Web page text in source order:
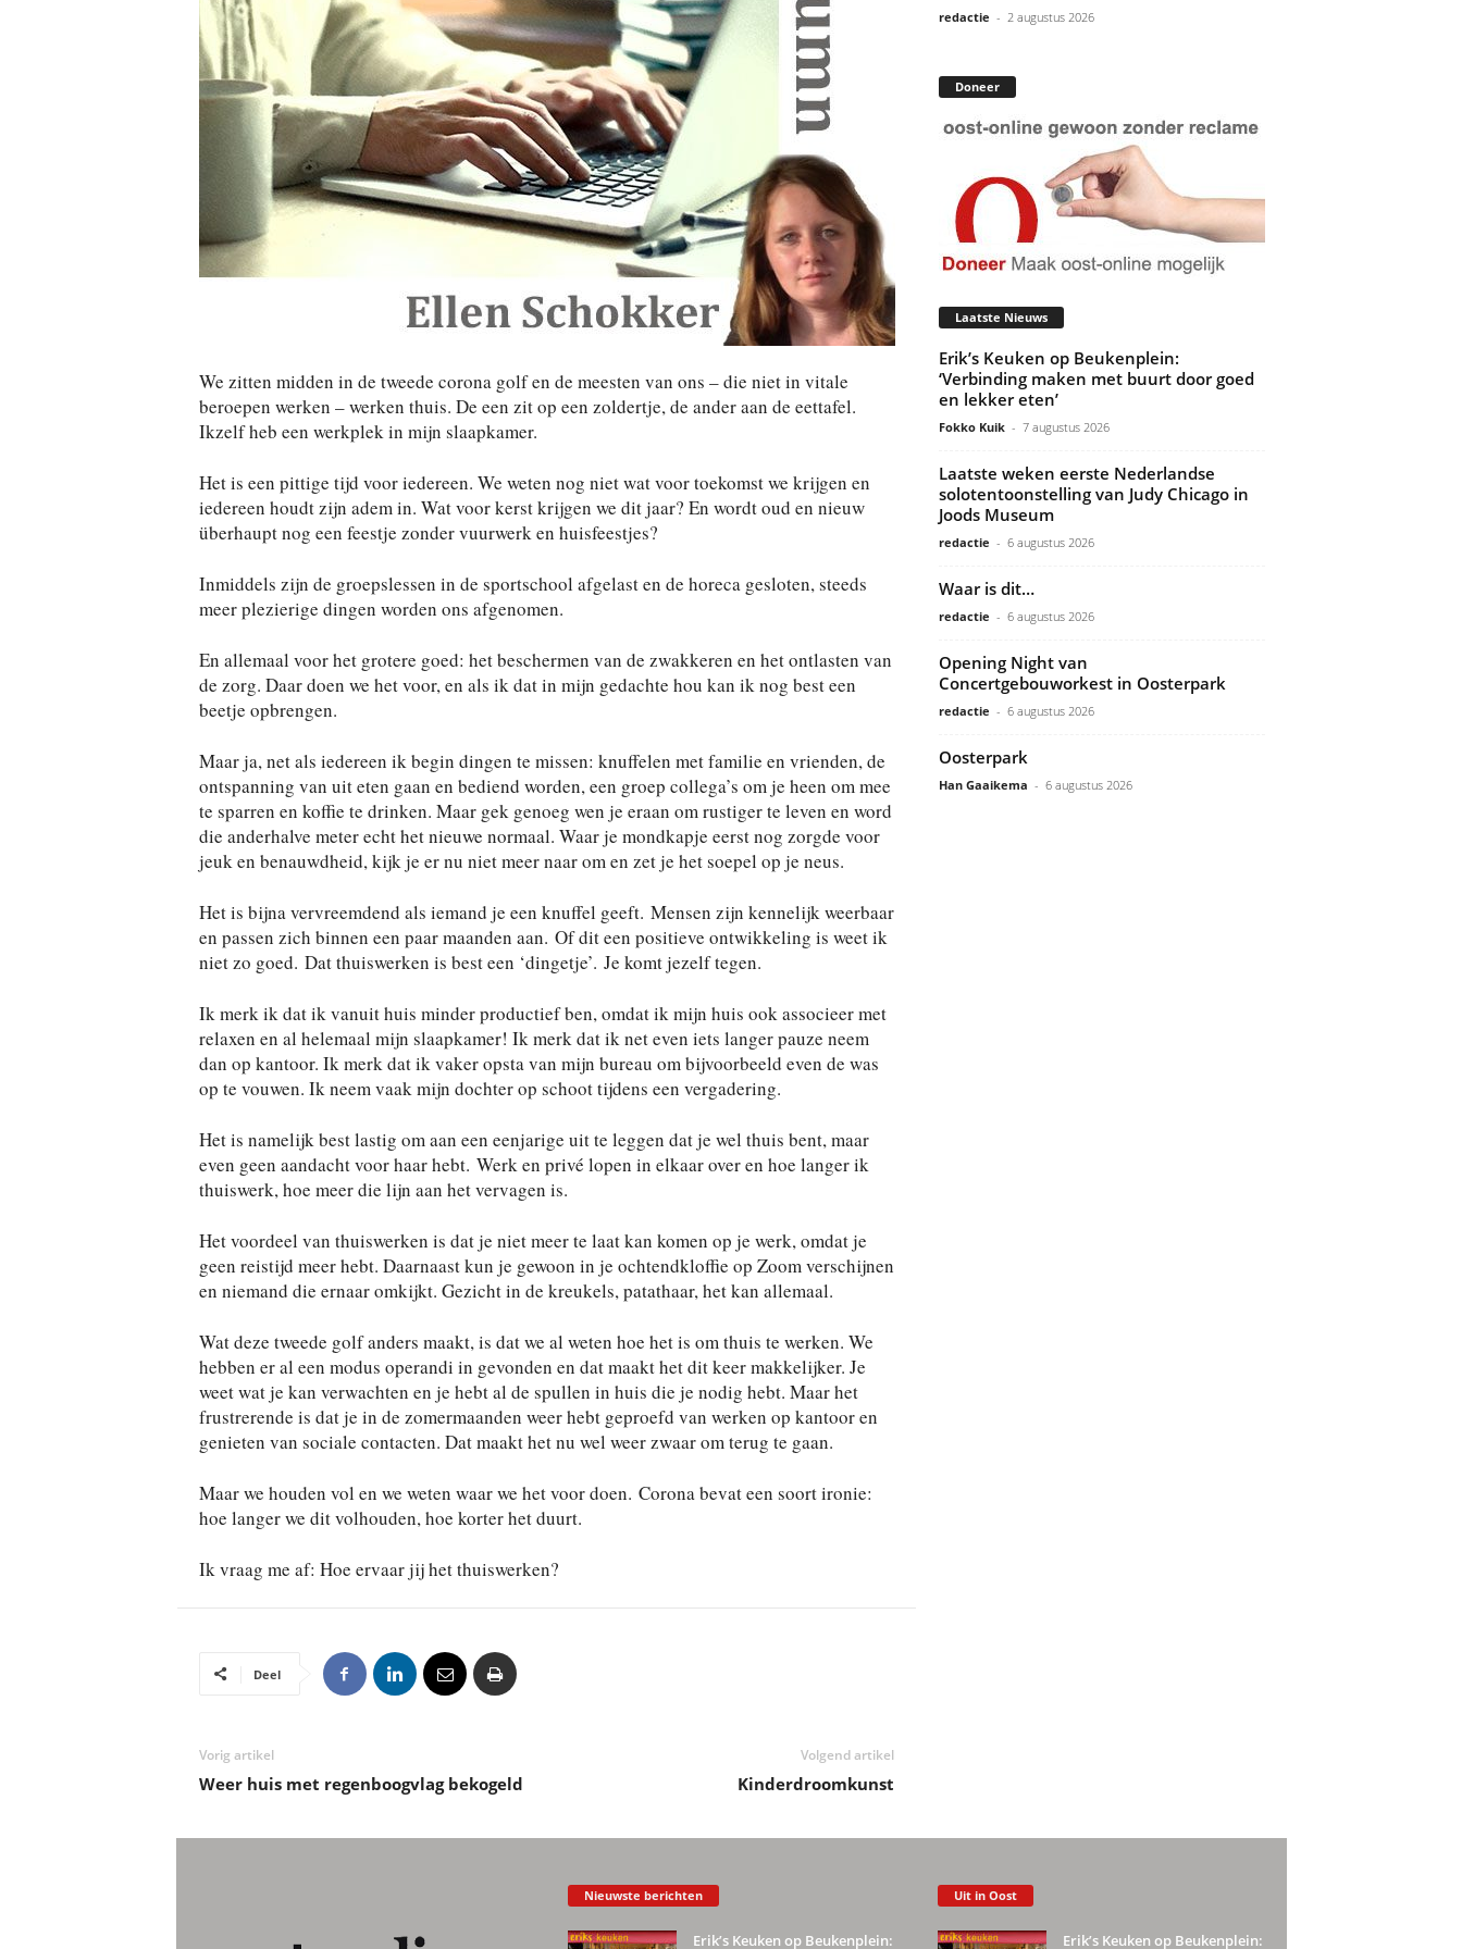
We zitten midden in de tweede corona golf en de meesten van ons – die niet in vitale
beroepen werken – werken thuis. De een zit op een zoldertje, de ander aan de eettafel.
Ikzelf heb een werkplek in mijn slaapkamer.
Het is een pittige tijd voor iedereen. We weten nog niet wat voor toekomst we krijgen en
iedereen houdt zijn adem in. Wat voor kerst krijgen we dit jaar? En wordt oud en nieuw
überhaupt nog een feestje zonder vuurwerk en huisfeestjes?
Inmiddels zijn de groepslessen in de sportschool afgelast en de horeca gesloten, steeds
meer plezierige dingen worden ons afgenomen.
En allemaal voor het grotere goed: het beschermen van de zwakkeren en het ontlasten van
de zorg. Daar doen we het voor, en als ik dat in mijn gedachte hou kan ik nog best een
beetje opbrengen.
Maar ja, net als iedereen ik begin dingen te missen: knuffelen met familie en vrienden, de
ontspanning van uit eten gaan en bediend worden, een groep collega’s om je heen om mee
te sparren en koffie te drinken. Maar gek genoeg wen je eraan om rustiger te leven en word
die anderhalve meter echt het nieuwe normaal. Waar je mondkapje eerst nog zorgde voor
jeuk en benauwdheid, kijk je er nu niet meer naar om en zet je het soepel op je neus.
Het is bijna vervreemdend als iemand je een knuffel geeft. Mensen zijn kennelijk weerbaar
en passen zich binnen een paar maanden aan. Of dit een positieve ontwikkeling is weet ik
niet zo goed. Dat thuiswerken is best een ‘dingetje’. Je komt jezelf tegen.
Ik merk ik dat ik vanuit huis minder productief ben, omdat ik mijn huis ook associeer met
relaxen en al helemaal mijn slaapkamer! Ik merk dat ik net even iets langer pauze neem
dan op kantoor. Ik merk dat ik vaker opsta van mijn bureau om bijvoorbeeld even de was
op te vouwen. Ik neem vaak mijn dochter op schoot tijdens een vergadering.
Het is namelijk best lastig om aan een eenjarige uit te leggen dat je wel thuis bent, maar
even geen aandacht voor haar hebt. Werk en privé lopen in elkaar over en hoe langer ik
thuiswerk, hoe meer die lijn aan het vervagen is.
Het voordeel van thuiswerken is dat je niet meer te laat kan komen op je werk, omdat je
geen reistijd meer hebt. Daarnaast kun je gewoon in je ochtendkloffie op Zoom verschijnen
en niemand die ernaar omkijkt. Gezicht in de kreukels, patathaar, het kan allemaal.
Wat deze tweede golf anders maakt, is dat we al weten hoe het is om thuis te werken. We
hebben er al een modus operandi in gevonden en dat maakt het dit keer makkelijker. Je
weet wat je kan verwachten en je hebt al de spullen in huis die je nodig hebt. Maar het
frustrerende is dat je in de zomermaanden weer hebt geproefd van werken op kantoor en
genieten van sociale contacten. Dat maakt het nu wel weer zwaar om terug te gaan.
Maar we houden vol en we weten waar we het voor doen. Corona bevat een soort ironie:
hoe langer we dit volhouden, hoe korter het duurt.
Ik vraag me af: Hoe ervaar jij het thuiswerken?
Deel
Vorig artikel
Weer huis met regenboogvlag bekogeld
Volgend artikel
Kinderdroomkunst
redactie - 2 augustus 2026
Doneer
Laatste Nieuws
Erik’s Keuken op Beukenplein:
‘Verbinding maken met buurt door goed
en lekker eten’
Fokko Kuik - 7 augustus 2026
Laatste weken eerste Nederlandse
solotentoonstelling van Judy Chicago in
Joods Museum
redactie - 6 augustus 2026
Waar is dit…
redactie - 6 augustus 2026
Opening Night van
Concertgebouworkest in Oosterpark
redactie - 6 augustus 2026
Oosterpark
Han Gaaikema - 6 augustus 2026
Nieuwste berichten
Erik’s Keuken op Beukenplein:
Uit in Oost
Erik’s Keuken op Beukenplein: